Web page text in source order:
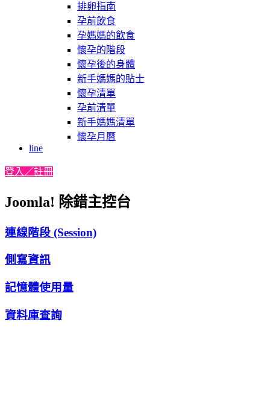
排卵指南
孕前飲食
孕媽媽的飲食
懷孕的階段
懷孕後的身體
新手媽媽的貼士
懷孕清單
孕前清單
新手媽媽清單
懷孕月曆
line
登入／註冊
Joomla! 除錯主控台
連線階段 (Session)
側寫資訊
記憶體使用量
資料庫查詢